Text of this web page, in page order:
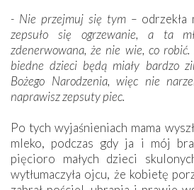
- Nie przejmuj się tym – odrzekła
zepsuło się ogrzewanie, a ta
zdenerwowana, że nie wie, co robić.
biedne dzieci będą miały bardzo
Bożego Narodzenia, więc nie
naprawisz zepsuty piec.
Po tych wyjaśnieniach mama
mleko, podczas gdy ja i mój
pięcioro małych dzieci
wytłumaczyła ojcu, że kobietę